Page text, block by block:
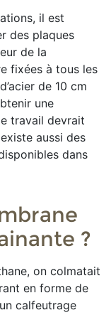
il est
des plaques
de la
fixées à tous les
de 10 cm
une
travail devrait
aussi des
dans
?
on colmatait
en forme de
calfeutrage